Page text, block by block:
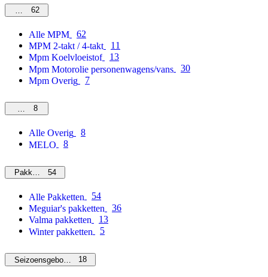
MPM62
Alle MPM
62
MPM 2-takt / 4-takt
11
Mpm Koelvloeistof
13
Mpm Motorolie personenwagens/vans
30
Mpm Overig
7
Overig
8
Alle Overig
8
MELO
8
Pakketten54
Alle Pakketten
54
Meguiar's pakketten
36
Valma pakketten
13
Winter pakketten
5
Seizoensgebonden18